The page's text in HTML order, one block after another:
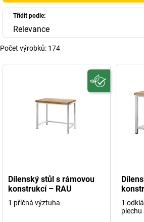
Třídit podle:
Relevance
Počet výrobků: 174
Dílenský stůl s rámovou
konstrukcí – RAU
1 příčná výztuha
1
plechu